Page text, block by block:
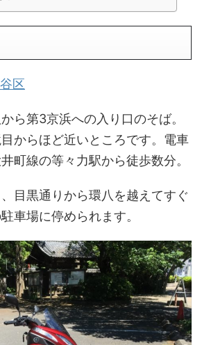
区
ら第3京浜への入り口のそば。
からほど近いところです。電車
町線の等々力駅から徒歩数分。
目黒通りから環八を越えてすぐ
車場に停められます。